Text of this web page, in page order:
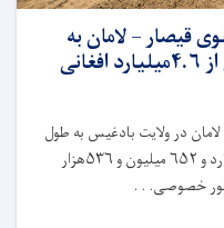
قیصار – لامان به
طول ۵۰ کیلومتر به ارزش بیش از ۴.۶میلیارد افغانی
در ولایت بادغیس به طول
۵۰کیلومتر و عرض ۱۲متر، به ارزش ۴میلیارد و ۶۵۲ میلیون و ۵۳۶هزار
خصوصی. . .